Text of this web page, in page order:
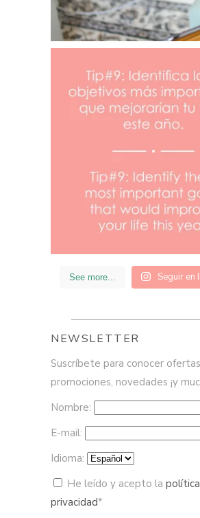
See more... Seguir en
NEWSLETTER
Suscríbete para conocer
promociones, novedades ¡y
Nombre:
E-mail:
Idioma:
He leído y acepto la
privacidad*